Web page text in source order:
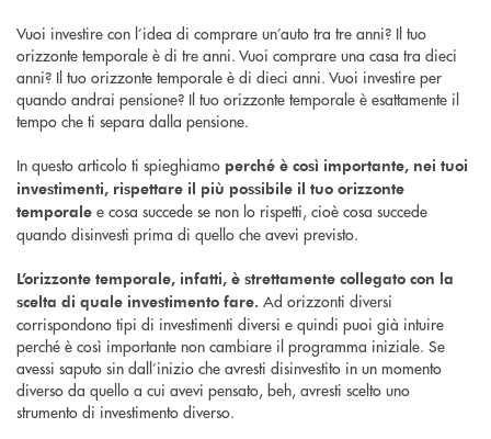
Vuoi investire con l’idea di comprare un’auto tra tre anni? Il tuo
orizzonte temporale è di tre anni. Vuoi comprare una casa tra dieci
anni? Il tuo orizzonte temporale è di dieci anni. Vuoi investire per
quando andrai pensione? Il tuo orizzonte temporale è esattamente il
tempo che ti separa dalla pensione.
In questo articolo ti spieghiamo perché è così importante, nei tuoi
investimenti, rispettare il più possibile il tuo orizzonte
temporale e cosa succede se non lo rispetti, cioè cosa succede
quando disinvesti prima di quello che avevi previsto.
L’orizzonte temporale, infatti, è strettamente collegato con la
scelta di quale investimento fare. Ad orizzonti diversi
corrispondono tipi di investimenti diversi e quindi puoi già intuire
perché è così importante non cambiare il programma iniziale. Se
avessi saputo sin dall’inizio che avresti disinvestito in un momento
diverso da quello a cui avevi pensato, beh, avresti scelto uno
strumento di investimento diverso.